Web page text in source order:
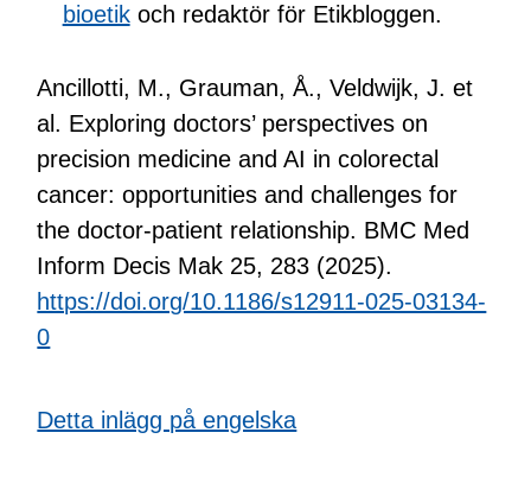
bioetikoch redaktör för Etikbloggen.
Ancillotti, M., Grauman, Å., Veldwijk, J. et
al. Exploring doctors’ perspectives on
precision medicine and AI in colorectal
cancer: opportunities and challenges for
the doctor-patient relationship. BMC Med
Inform Decis Mak 25, 283 (2025).
https://doi.org/10.1186/s12911-025-03134-
0
Detta inlägg på engelska